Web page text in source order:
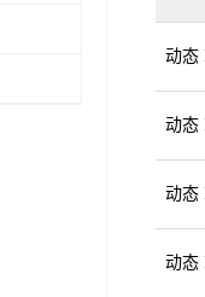
动态
动态
动态